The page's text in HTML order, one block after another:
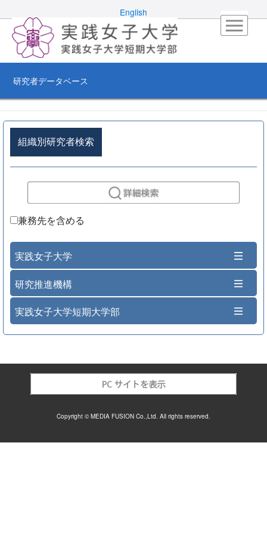
English
研究者データベース
組織別研究者検索
兼務先を含める
実践女子大学
研究推進機構
実践女子大学短期大学部
Copyright © MEDIA FUSION Co.,Ltd. All rights reserved.